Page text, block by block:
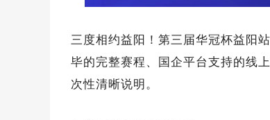
三度相约益阳！第三届华冠杯益阳
毕的完整赛程、国企平台支持的线
次性清晰说明。